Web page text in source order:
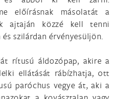
előírásnak másolatát a
ajtaján közzé kell tenni
szilárdan érvényesüljön.
rítusú áldozópap, akire a
ellátását rábízhatja, ott
paróchus vegye át, aki a